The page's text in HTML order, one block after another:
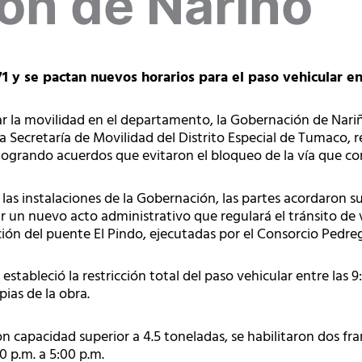
y se pactan nuevos horarios para el paso vehicular
la movilidad en el departamento, la Gobernación de
Secretaría de Movilidad del Distrito Especial de Tumaco,
acuerdos que evitaron el bloqueo de la vía que
instalaciones de la Gobernación, las partes acordaron
un nuevo acto administrativo que regulará el tránsito de
del puente El Pindo, ejecutadas por el Consorcio
la restricción total del paso vehicular entre las
de la obra.
capacidad superior a 4.5 toneladas, se habilitaron dos
p.m. a 5:00 p.m.